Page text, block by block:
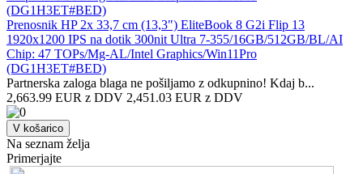
Prenosnik HP 2x 33,7 cm (13,3") EliteBook 8 G2i Flip 13
1920x1200 IPS na dotik 300nit Ultra 7-355/16GB/512GB/BL/AI
Chip: 47 TOPs/Mg-AL/Intel Graphics/Win11Pro
(DG1H3ET#BED)
Partnerska zaloga blaga ne pošiljamo z odkupnino! ​Kdaj b...
2,663.99 EUR z DDV 2,451.03 EUR z DDV
V košarico
Na seznam želja
Primerjajte